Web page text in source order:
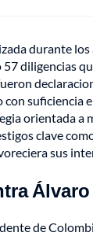
durante
diligencias
con suficiencia
orientada a
clave
sus
de